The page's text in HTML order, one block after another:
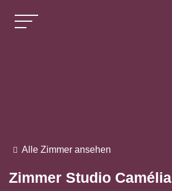
Alle Zimmer ansehen
Zimmer Studio Camélia